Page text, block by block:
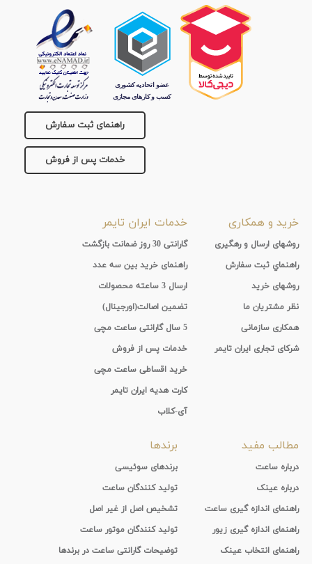
راهنمای ثبت سفارش
خدمات پس از فروش
خرید و همکاری
روشهای ارسال و رهگیری
راهنماي ثبت سفارش
روشهای خرید
نظر مشتریان ما
همکاری سازمانی
شرکای تجاری ایران تایمر
خدمات ایران تایمر
گارانتی 30 روز ضمانت بازگشت
راهنمای خرید بین سه عدد
ارسال 3 ساعته محصولات
تضمین اصالت(اورجینال)
5 سال گارانتی ساعت مچی
خدمات پس از فروش
خرید اقساطی ساعت مچی
کارت هدیه ایران تایمر
آی-کلاب
مطالب مفید
درباره ساعت
درباره عینک
راهنمای اندازه گیری ساعت
راهنمای اندازه گیری زیور
راهنمای انتخاب عینک
برندها
برندهای سوئیسی
تولید کنندگان ساعت
تشخیص اصل از غیر اصل
تولید کنندگان موتور ساعت
توضیحات گارانتی ساعت در برندها